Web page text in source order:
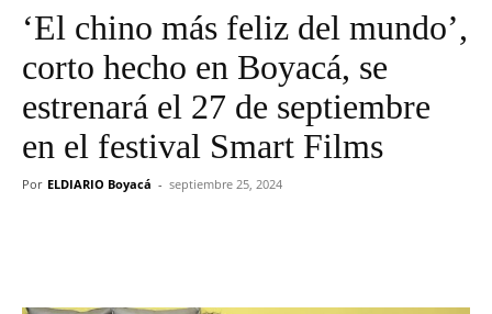
‘El chino más feliz del mundo’,
corto hecho en Boyacá, se
estrenará el 27 de septiembre
en el festival Smart Films
Por ELDIARIO Boyacá - septiembre 25, 2024